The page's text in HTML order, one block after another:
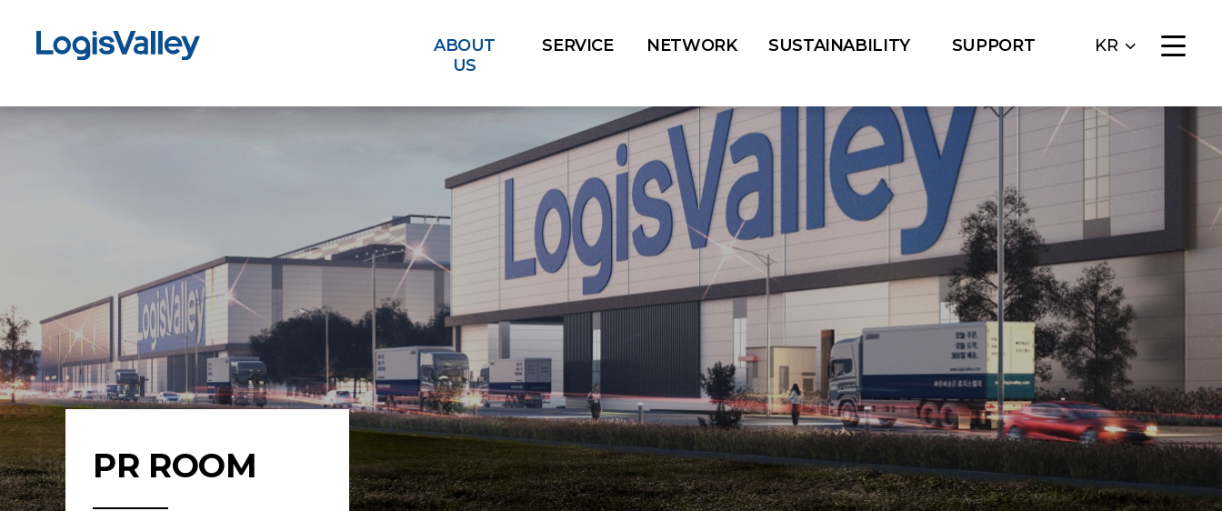
ABOUT
US
SERVICE NETWORK SUSTAINABILITY SUPPORT KR
PR ROOM